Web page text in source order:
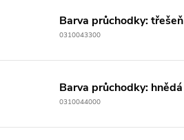
Barva průchodky: třešeň
0310043300
Barva průchodky: hnědá
0310044000